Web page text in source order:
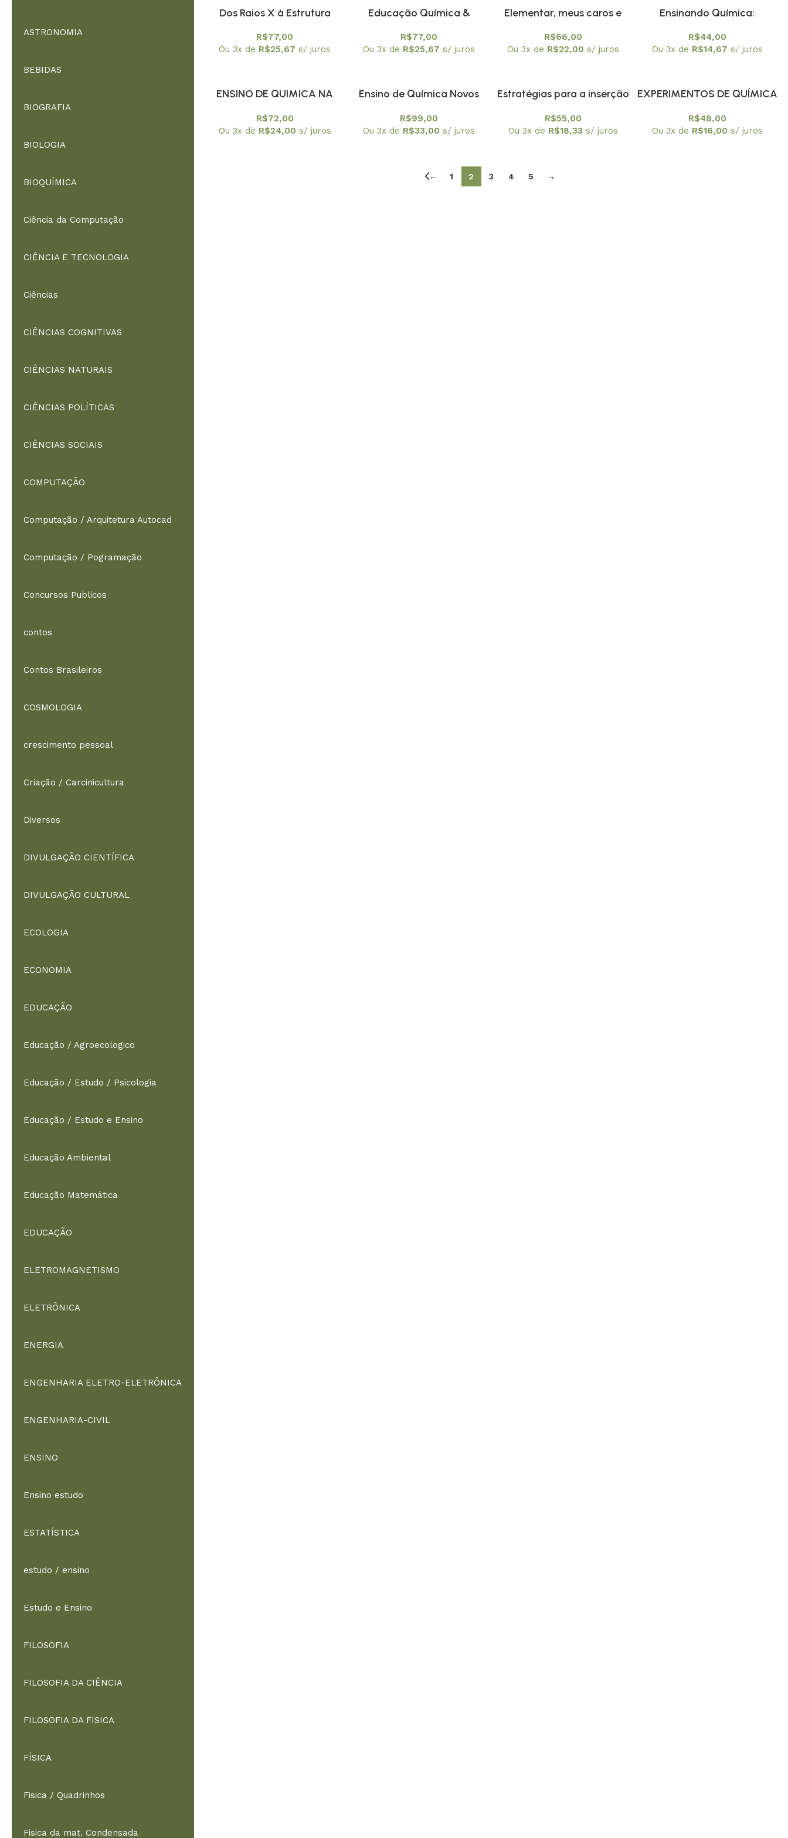
ASTRONOMIA
BEBIDAS
BIOGRAFIA
BIOLOGIA
BIOQUÍMICA
Ciência da Computação
CIÊNCIA E TECNOLOGIA
Ciências
CIÊNCIAS COGNITIVAS
CIÊNCIAS NATURAIS
CIÊNCIAS POLÍTICAS
CIÊNCIAS SOCIAIS
COMPUTAÇÃO
Computação / Arquitetura Autocad
Computação / Pogramação
Concursos Publicos
contos
Contos Brasileiros
COSMOLOGIA
crescimento pessoal
Criação / Carcinicultura
Diversos
DIVULGAÇÃO CIENTÍFICA
DIVULGAÇÃO CULTURAL
ECOLOGIA
ECONOMIA
EDUCAÇÃO
Educação / Agroecologico
Educação / Estudo / Psicologia
Educação / Estudo e Ensino
Educação Ambiental
Educação Matemática
EDUCAÇÃO
ELETROMAGNETISMO
ELETRÔNICA
ENERGIA
ENGENHARIA ELETRO-ELETRÔNICA
ENGENHARIA-CIVIL
ENSINO
Ensino estudo
ESTATÍSTICA
estudo / ensino
Estudo e Ensino
FILOSOFIA
FILOSOFIA DA CIÊNCIA
FILOSOFIA DA FISICA
FÍSICA
Fisica / Quadrinhos
Fisica da mat. Condensada
Dos Raios X à Estrutura
R$77,00
Ou 3x de R$25,67 s/ juros
Educação Química &
reflexões
R$77,00
Ou 3x de R$25,67 s/ juros
Elementar, meus caros e
químicos em (de) diversos
R$66,00
Ou 3x de R$22,00 s/ juros
Ensinando Química:
enfoque CTSA
R$44,00
Ou 3x de R$14,67 s/ juros
ENSINO DE QUIMICA NA
ADULTOS EM FOCO OS
R$72,00
Ou 3x de R$24,00 s/ juros
Ensino de Química Novos
geração
R$99,00
Ou 3x de R$33,00 s/ juros
Estratégias para a inserção
Ensino: um compromisso com
R$55,00
Ou 3x de R$18,33 s/ juros
EXPERIMENTOS DE QUÍMICA
materiais de baixo custo e do
R$48,00
Ou 3x de R$16,00 s/ juros
← 1 2 3 4 5 →